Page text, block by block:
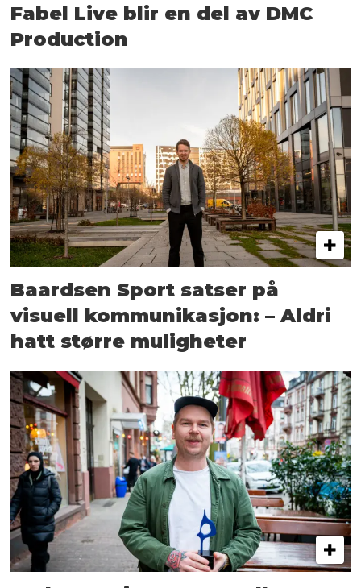
Fabel Live blir en del av DMC
Production
Baardsen Sport satser på
visuell kommunikasjon: – Aldri
hatt større muligheter